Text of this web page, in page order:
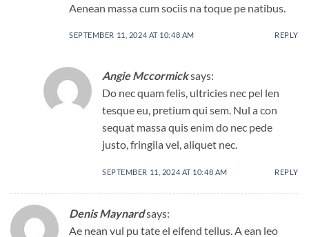
Aenean massa cum sociis na toque pe natibus.
SEPTEMBER 11, 2024 AT 10:48 AM REPLY
Angie Mccormicksays:
Do nec quam felis, ultricies nec pel len
tesque eu, pretium qui sem. Nul a con
sequat massa quis enim do nec pede
justo, fringila vel, aliquet nec.
SEPTEMBER 11, 2024 AT 10:48 AM REPLY
Denis Maynardsays:
Ae nean vul pu tate el eifend tellus. A ean leo